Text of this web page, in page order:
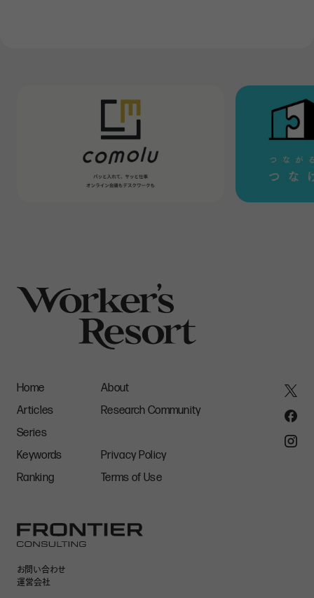
Home
About
Articles
Research Community
Series
Keywords
Privacy Policy
Ranking
Terms of Use
お問い合わせ
運営会社